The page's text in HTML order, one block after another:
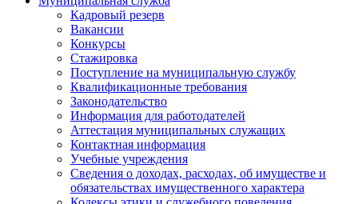
Кадровый резерв
Вакансии
Конкурсы
Стажировка
Поступление на муниципальную службу
Квалификационные требования
Законодательство
Информация для работодателей
Аттестация муниципальных служащих
Контактная информация
Учебные учреждения
Сведения о доходах, расходах, об имуществе и
обязательствах имущественного характера